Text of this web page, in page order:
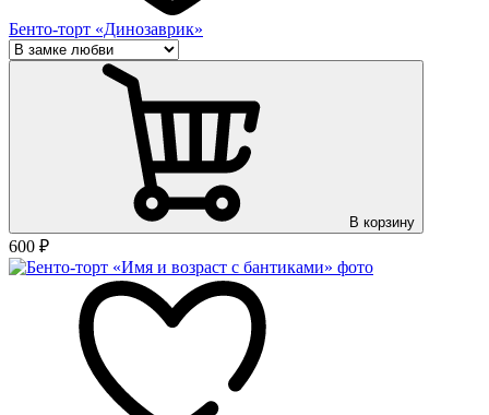
Бенто-торт «Динозаврик»
В корзину
600 ₽